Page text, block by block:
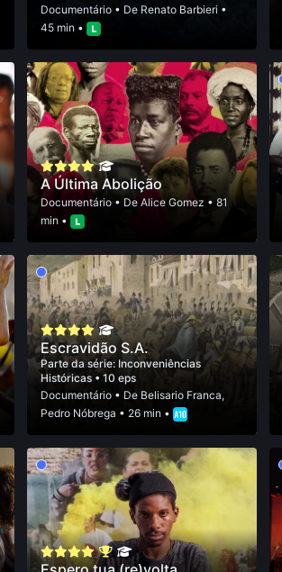
Documentário • De Renato Barbieri •
45 min •
A Última Abolição
Documentário • DeAlice Gomez • 81
min •
Escravidão S.A.
Parte da série: Inconveniências
Históricas • 10 eps
Documentário • De Belisario Franca,
Pedro Nóbrega • 26 min •